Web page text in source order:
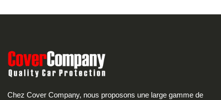
Chez Cover Company, nous proposons une large gamme de